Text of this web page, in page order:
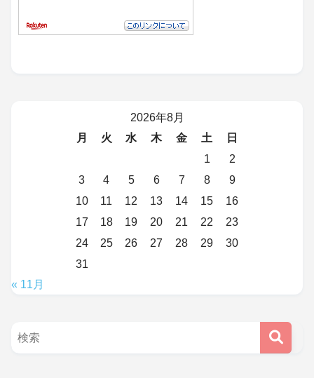
2026年8月
月
火 水 木 金 土
日
1
2
3
4 5 6 7 8
9
10
11 12 13 14 15
16
17
18 19 20 21 22
23
24
25 26 27 28 29
30
31
« 11月